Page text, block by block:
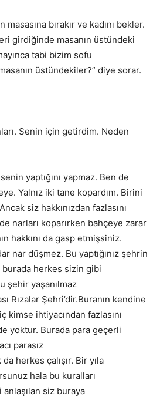
masasına bırakır ve kadını bekler.
girdiğinde masanın üstündeki
tabi bizim sofu
üstündekiler?” diye sorar.
Senin için getirdim. Neden
yaptığını yapmaz. Ben de
Yalnız iki tane kopardım. Birini
siz hakkınızdan fazlasını
narları koparırken bahçeye zarar
hakkını da gasp etmişsiniz.
nar düşmez. Bu yaptığınız şehrin
burada herkes sizin gibi
şehir yaşanılmaz
Rızalar Şehri’dir.Buranın kendine
kimse ihtiyacından fazlasını
yoktur. Burada para geçerli
parasız
da herkes çalışır. Bir yıla
hala bu kuralları
siz buraya